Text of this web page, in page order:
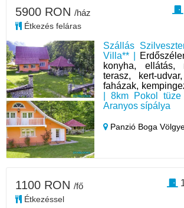
Szállás
Villa** |
konyha, ellátás,
terasz, kert-
faházak,
| 8km Pokol
Aranyos sípálya
Panzió Boga
5900 RON /ház
Étkezés feláras
1100 RON /fő
Étkezéssel